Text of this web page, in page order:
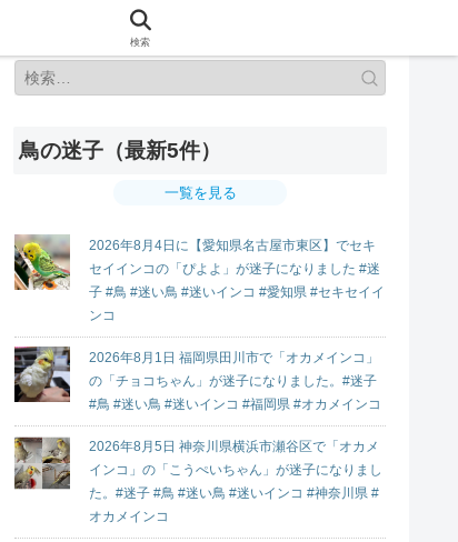
鳥の迷子（最新5件）
一覧を見る
2026年8月4日に【愛知県名古屋市東区】でセキ
セイインコの「ぴよよ」が迷子になりました #迷
子 #鳥 #迷い鳥 #迷いインコ #愛知県 #セキセイイ
ンコ
2026年8月1日 福岡県田川市で「オカメインコ」
の「チョコちゃん」が迷子になりました。#迷子
#鳥 #迷い鳥 #迷いインコ #福岡県 #オカメインコ
2026年8月5日 神奈川県横浜市瀬谷区で「オカメ
インコ」の「こうぺいちゃん」が迷子になりまし
た。#迷子 #鳥 #迷い鳥 #迷いインコ #神奈川県 #
オカメインコ
検索